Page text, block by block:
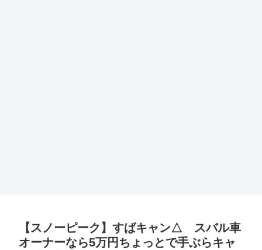
【スノーピーク】すばキャン△ スバル車
オーナーなら5万円ちょっとで手ぶらキャ